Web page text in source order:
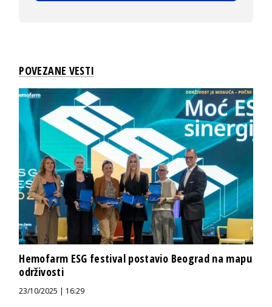
POVEZANE VESTI
Hemofarm ESG festival postavio Beograd na mapu
održivosti
23/10/2025 | 16:29